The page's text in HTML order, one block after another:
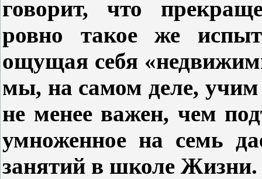
говорит, что
ровно такое же
ощущая себя
мы, на самом деле,
не менее важен, чем
умноженное на семь
занятий в школе Жизни.